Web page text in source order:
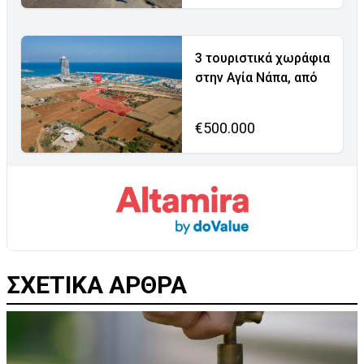
3 τουριστικά χωράφια
στην Αγία Νάπα, από
€500.000
ΣΧΕΤΙΚΑ ΑΡΘΡΑ